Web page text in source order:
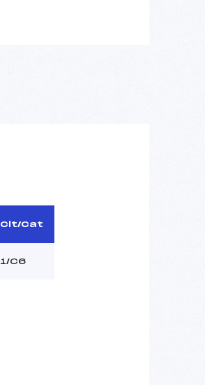
Clt/Cat
1/C6